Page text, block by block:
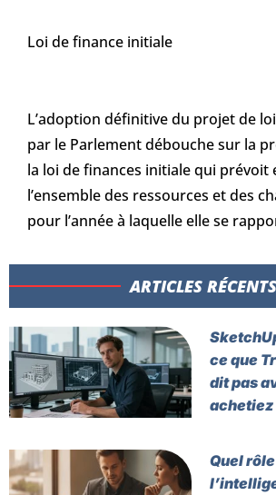
Loi de finance initiale
L’adoption définitive du projet de
par le Parlement débouche sur la
la loi de finances initiale qui prévoit
l’ensemble des ressources et des
pour l’année à laquelle elle se
ARTICLES RÉCENTS​
ce que
dit pas
Quel